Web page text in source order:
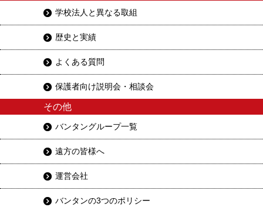
学校法人と異なる取組
歴史と実績
よくある質問
保護者向け説明会・相談会
その他
バンタングループ一覧
遠方の皆様へ
運営会社
バンタンの3つのポリシー